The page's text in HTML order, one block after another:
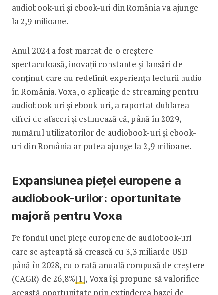
audiobook-uri și ebook-uri din România va ajunge
la 2,9 milioane.
Anul 2024 a fost marcat de o creștere
spectaculoasă, inovații constante și lansări de
conținut care au redefinit experiența lecturii audio
în România. Voxa, o aplicație de streaming pentru
audiobook-uri și ebook-uri, a raportat dublarea
cifrei de afaceri și estimează că, până în 2029,
numărul utilizatorilor de audiobook-uri și ebook-
uri din România ar putea ajunge la 2,9 milioane.
Expansiunea pieței europene a
audiobook-urilor: oportunitate
majoră pentru Voxa
Pe fondul unei piețe europene de audiobook-uri
care se așteaptă să crească cu 3,3 miliarde USD
până în 2028, cu o rată anuală compusă de creștere
(CAGR) de 26,8%[1], Voxa își propune să valorifice
această oportunitate prin extinderea bazei de